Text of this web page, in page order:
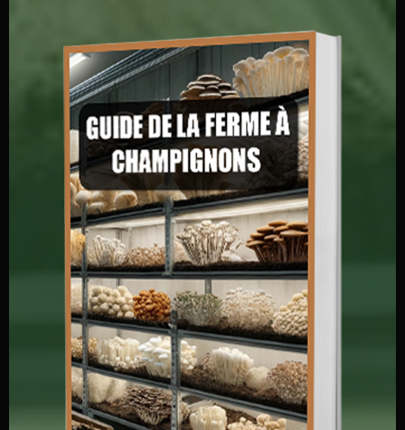
Les 3 métiers de la myciculture
Comment concevoir sa ferme à
champignons ?
La création d'un business plan fongique
Et bien plus encore..!